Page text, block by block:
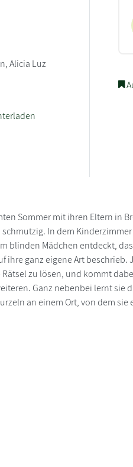
Alicia Luz
Sommer mit ihren Eltern in
schmutzig. In dem
blinden Mädchen entdeckt,
ihre ganz eigene Art
zu lösen, und kommt
Ganz nebenbei lernt sie
an einem Ort, von dem sie